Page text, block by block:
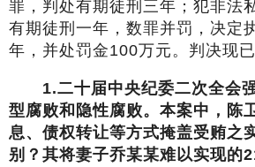
罪，判处有期徒刑三年；犯非法
有期徒刑一年，数罪并罚，决定
年，并处罚金100万元。判决现已
1.二十届中央纪委二次全会
型腐败和隐性腐败。本案中，陈
息、债权转让等方式掩盖受贿之
别？其将妻子乔某某难以实现的